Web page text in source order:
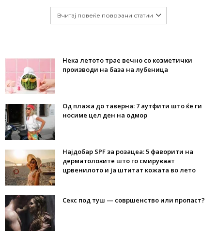
Вчитај повеќе поврзани статии
Нека летото трае вечно со козметички
производи на база на лубеница
Од плажа до таверна: 7 аутфити што ќе ги
носиме цел ден на одмор
Најдобар SPF за розацеа: 5 фаворити на
дерматолозите што го смируваат
црвенилото и ја штитат кожата во лето
Секс под туш — совршенство или пропаст?